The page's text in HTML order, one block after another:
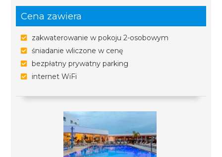
Cena zawiera
zakwaterowanie w pokoju 2-osobowym
śniadanie wliczone w cenę
bezpłatny prywatny parking
internet WiFi